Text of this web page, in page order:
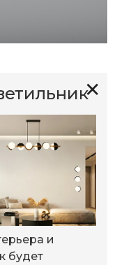
✕
и
будет